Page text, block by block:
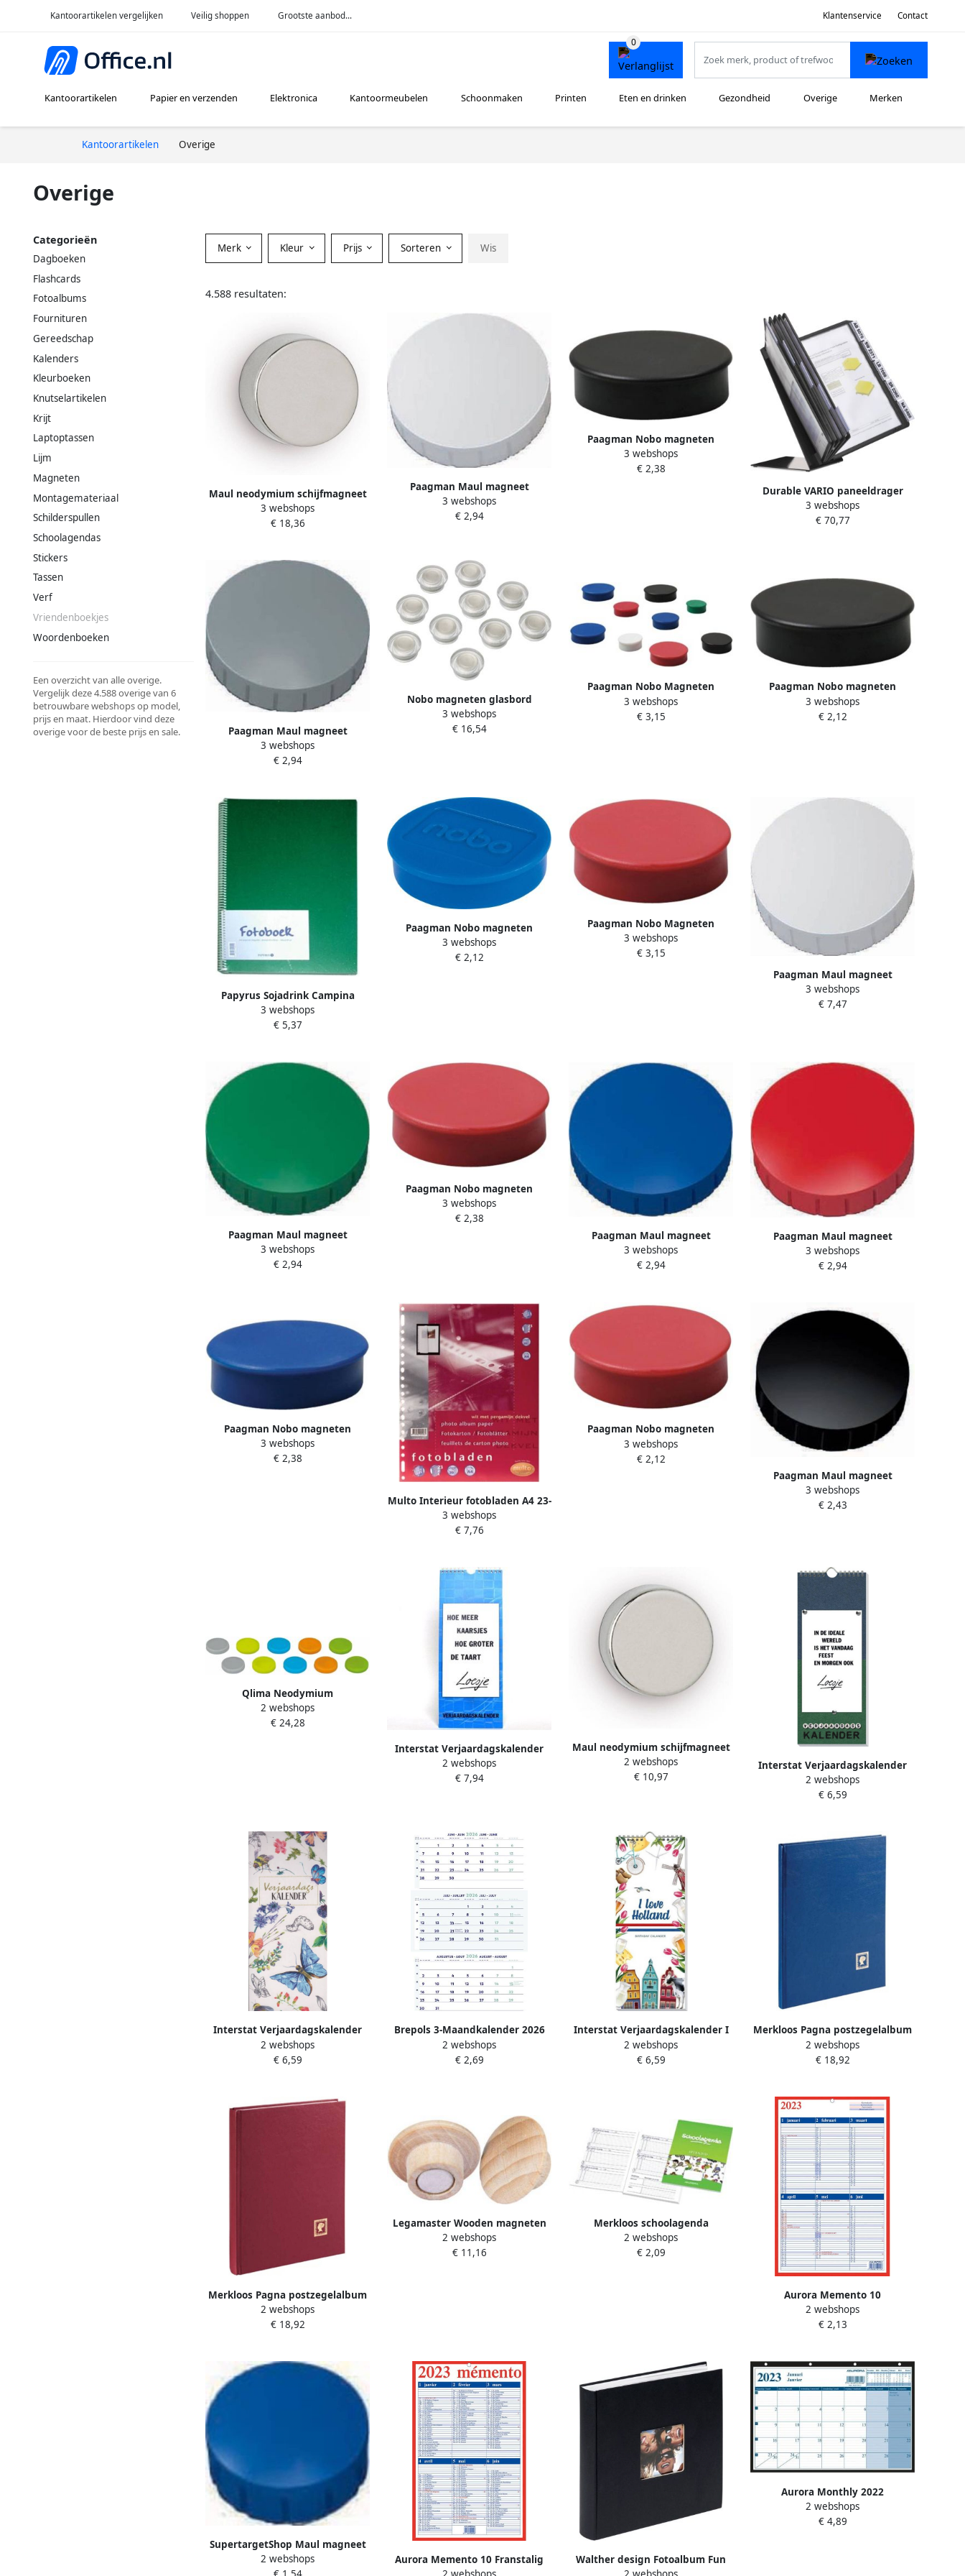
Kantoorartikelen vergelijken Veilig shoppen Grootste aanbod... Klantenservice Contact
Kantoorartikelen Papier en verzenden Elektronica Kantoormeubelen Schoonmaken Printen Eten en drinken Gezondheid Overige Merken
Kantoorartikelen Overige
Overige
Categorieën
Dagboeken
Flashcards
Fotoalbums
Fournituren
Gereedschap
Kalenders
Kleurboeken
Knutselartikelen
Krijt
Laptoptassen
Lijm
Magneten
Montagemateriaal
Schilderspullen
Schoolagendas
Stickers
Tassen
Verf
Vriendenboekjes
Woordenboeken
Een overzicht van alle overige.
Vergelijk deze 4.588 overige van 6
betrouwbare webshops op model,
prijs en maat. Hierdoor vind deze
overige voor de beste prijs en sale.
Merk Kleur Prijs Sorteren Wis
4.588 resultaten:
Maul neodymium schijfmagneet
ft 15 x 10 mm trekkracht 8 kg
zilver blister van 4 stuks
3 webshops
€ 18,36
Paagman Maul magneet
MAULsolid diameter 32 x 8 5 mm
wit doos met 10 stuks
3 webshops
€ 2,94
Paagman Nobo magneten
diameter 20 mm zwart blister
van 8 stuks
3 webshops
€ 2,38
Durable VARIO paneeldrager
Zwart Inclusief 10 display
panelen
3 webshops
€ 70,77
Paagman Maul magneet
MAULsolid diameter 32 x 8 5 mm
grijs doos met 10 stuks
3 webshops
€ 2,94
Nobo magneten glasbord
transparant pak van 10 stuks
3 webshops
€ 16,54
Paagman Nobo Magneten
diameter 38 mm zwart blister
van 4 stuks
3 webshops
€ 3,15
Paagman Nobo magneten
diameter van 30 mm zwart
blister van 4 stuks
3 webshops
€ 2,12
Papyrus Sojadrink Campina
plantaardig pak 1 liter
3 webshops
€ 5,37
Paagman Nobo magneten
diameter van 30 mm blauw
blister van 4 stuks
3 webshops
€ 2,12
Paagman Nobo Magneten
diameter 38 mm rood blister van
4 stuks
3 webshops
€ 3,15
Paagman Maul magneet
MAULsolid diameter 38 x 15 5
mm wit doos met 10 stuks
3 webshops
€ 7,47
Paagman Maul magneet
MAULsolid diameter 32 x 8 5 mm
groen doos met 10 stuks
3 webshops
€ 2,94
Paagman Nobo magneten
diameter van 20 mm rood blister
van 8 stuks
3 webshops
€ 2,38
Paagman Maul magneet
MAULsolid diameter 32 x 8 5 mm
blauw doos met 10 stuks
3 webshops
€ 2,94
Paagman Maul magneet
MAULsolid diameter 32 x 8 5 mm
rood doos met 10 stuks
3 webshops
€ 2,94
Paagman Nobo magneten
diameter van 20 mm blauw
blister van 8 stuks
3 webshops
€ 2,38
Multo Interieur fotobladen A4 23-
gaats met dekvel wit 20 vel
3 webshops
€ 7,76
Paagman Nobo magneten
diameter van 30 mm rood blister
van 4 stuks
3 webshops
€ 2,12
Paagman Maul magneet
MAULsolid diameter 32 x 8 5 mm
zwart doos met 10 stuks
3 webshops
€ 2,43
Qlima Neodymium
siliconenmagneet 4 x 18 mm 800
g geassorteerde kleuren
2 webshops
€ 24,28
Interstat Verjaardagskalender
Loesje 6 32x13cm
2 webshops
€ 7,94
Maul neodymium schijfmagneet
ft 12 x 3 mm trekkracht 2 5 kg
zilver blister van 10 stuks
2 webshops
€ 10,97
Interstat Verjaardagskalender
Loesje 7
2 webshops
€ 6,59
Interstat Verjaardagskalender
Botanical
2 webshops
€ 6,59
Brepols 3-Maandkalender 2026
30x60cm
2 webshops
€ 2,69
Interstat Verjaardagskalender I
Love Holland
2 webshops
€ 6,59
Merkloos Pagna postzegelalbum
A4 32 vel blauw
2 webshops
€ 18,92
Merkloos Pagna postzegelalbum
A4 32 vel wijnrood
2 webshops
€ 18,92
Legamaster Wooden magneten
Whiteboard en glassboard
magneet 25 mm 5 stuks
2 webshops
€ 11,16
Merkloos schoolagenda
Nederlandstalig eeuwigdurend
2 webshops
€ 2,09
Aurora Memento 10
Nederlandstalig 2024 50 stuks
2 webshops
€ 2,13
SupertargetShop Maul magneet
MAULsolid diameter 15 x 7 mm
2 webshops
Aurora Memento 10 Franstalig
Walther design Fotoalbum Fun
Aurora Monthly 2022
2 webshops
€ 4,89